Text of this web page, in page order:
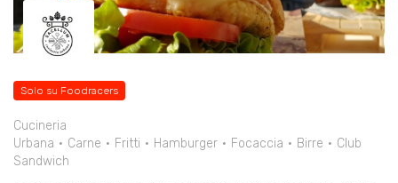
Solo su Foodracers
Cucineria
Urbana
Carne Fritti Hamburger Focaccia Birre
Club
Sandwich